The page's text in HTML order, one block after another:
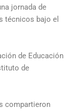
jornada de
técnicos bajo el
de Educación
de
compartieron